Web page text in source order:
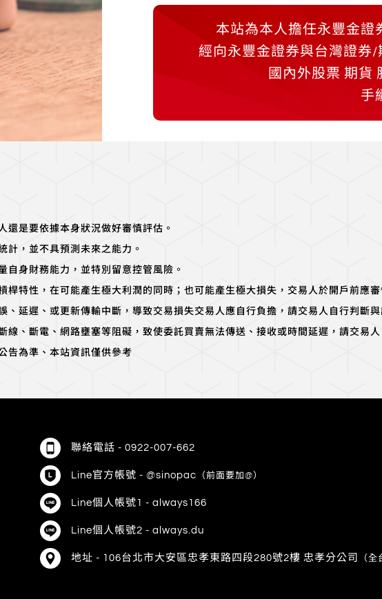
本站為本人擔任永豐金證
經向永豐金證券與台灣證券
國內外股票 期貨
手
還是要依據本身狀況做好審慎評估。
計，並不具預測未來之能力。
自身財務能力，並特別留意控管風險。
桿特性，在可能產生極大利潤的同時；也可能產生極大損失，交易人於開戶前應
、延遲、或更新傳輸中斷，導致交易損失交易人應自行負擔，請交易人自行判斷與
線、斷電、網路壅塞等阻礙，致使委託買賣無法傳送、接收或時間延遲，請交易人
告為準、本站資訊僅供參考
聯絡電話 - 0922-007-662
Line官方帳號 - @sinopac （前面要加@）
Line個人帳號1 - always166
Line個人帳號2 - always.du
地址 - 106台北市大安區忠孝東路四段280號2樓 忠孝分公司 （